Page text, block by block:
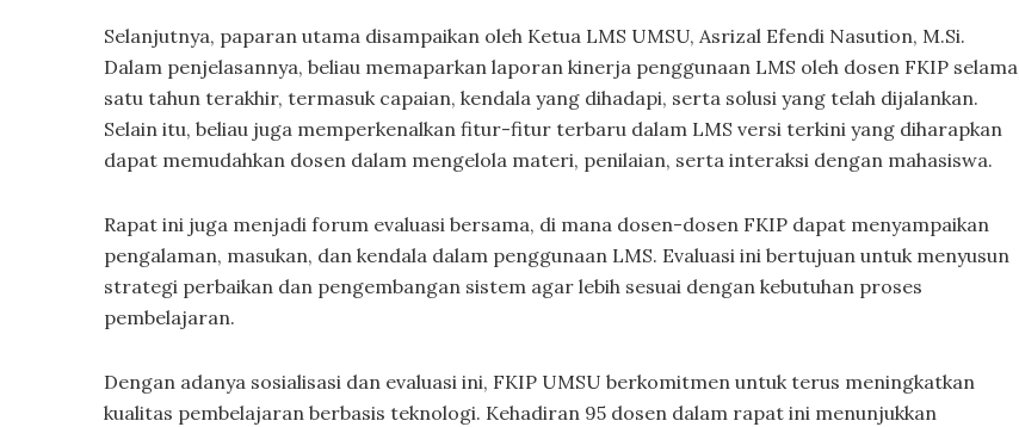
Selanjutnya, paparan utama disampaikan oleh Ketua LMS UMSU, Asrizal Efendi Nasution, M.Si.
Dalam penjelasannya, beliau memaparkan laporan kinerja penggunaan LMS oleh dosen FKIP selama
satu tahun terakhir, termasuk capaian, kendala yang dihadapi, serta solusi yang telah dijalankan.
Selain itu, beliau juga memperkenalkan fitur-fitur terbaru dalam LMS versi terkini yang diharapkan
dapat memudahkan dosen dalam mengelola materi, penilaian, serta interaksi dengan mahasiswa.
Rapat ini juga menjadi forum evaluasi bersama, di mana dosen-dosen FKIP dapat menyampaikan
pengalaman, masukan, dan kendala dalam penggunaan LMS. Evaluasi ini bertujuan untuk menyusun
strategi perbaikan dan pengembangan sistem agar lebih sesuai dengan kebutuhan proses
pembelajaran.
Dengan adanya sosialisasi dan evaluasi ini, FKIP UMSU berkomitmen untuk terus meningkatkan
kualitas pembelajaran berbasis teknologi. Kehadiran 95 dosen dalam rapat ini menunjukkan